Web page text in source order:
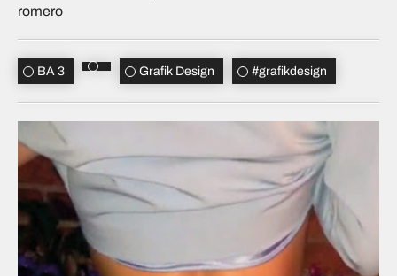
romero
BA 3 Grafik Design #grafikdesign